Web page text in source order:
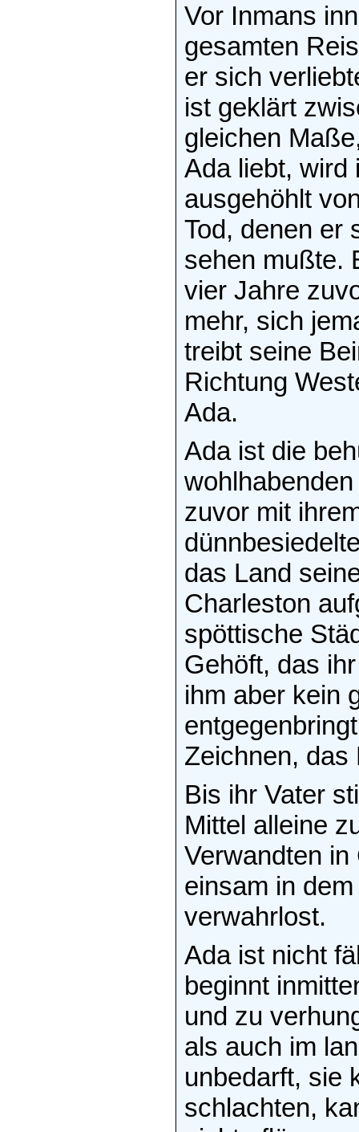
Vor Inmans
gesamten
er sich
ist geklärt
gleichen
Ada liebt, wird
ausgehöhlt
Tod, denen er
sehen mußte.
vier Jahre
mehr, sich
treibt seine
Richtung
Ada.
Ada ist die
zuvor mit
das Land
Charleston
spöttische
Gehöft, das
ihm aber kein
Zeichnen, das
Bis ihr Vater
Mittel alleine
Verwandten
einsam in
verwahrlost.
Ada ist nicht
beginnt
und zu
als auch im
unbedarft, sie
schlachten,